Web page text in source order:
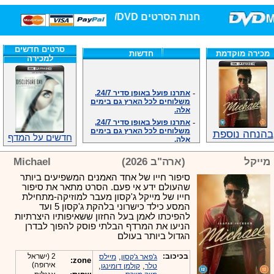
חנות הסרטים DVD/בלו-ריי/3D הגדולה ביותר!
מכירה מוקדמת
בהנחה נוספת
חדשות
משלוחים לכל הארץ גם בימים
אלה.
משלוחים לכל הארץ גם בימים
אלה.
-אנחנו כאן לכול שאלה וזמינים
במענה הטלפוני שלנו.ובמייל
.האתר לרשותכם פעיל 24/7
מענה טלפוני: 09-7652392
צוות דיוידי מאסטר ישיר.
זמינים במייל ובטלפון. האתר
לרשותכם פעיל 24/7
צוות דיוידי מאסטר ישיר.
אנחנו כאן לכול שאלה וזמינים
.האתר לרשותכם 24/7
מענה טלפוני: 09-7652392
סרטים חדשים
למכירה
חדשים על המדף
מייקל (ארה"ב 2026) Michael
סיפור חייו של אחד האמנים המשפיעים ביותר
שהעולם ידע אי פעם. הסרט מתאר את סיפור
חייו של מייקל ג'קסון מעבר למוזיקה-מתחילת
המסע כילד כישרוני בלהקת ג'קסון 5 ועד
להפיכתו לאמן בעל החזון ששאיפותיו היצרתיות
הניעו את המרדף הבלתי פוסק להפוך לבדרן
הגדול ביותר בעולם
בכיכוב: ג'פאר ג'קסון, מיילס
טלר, קולמן דומינגו,
zone:
2 (ישראל
אירופה)